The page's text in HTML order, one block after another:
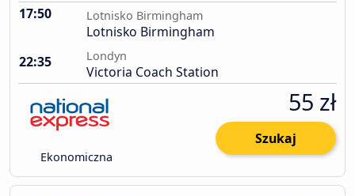
17:50 Lotnisko Birmingham
Lotnisko Birmingham
22:35
Londyn
Victoria Coach Station
Ekonomiczna
55 zł
Szukaj